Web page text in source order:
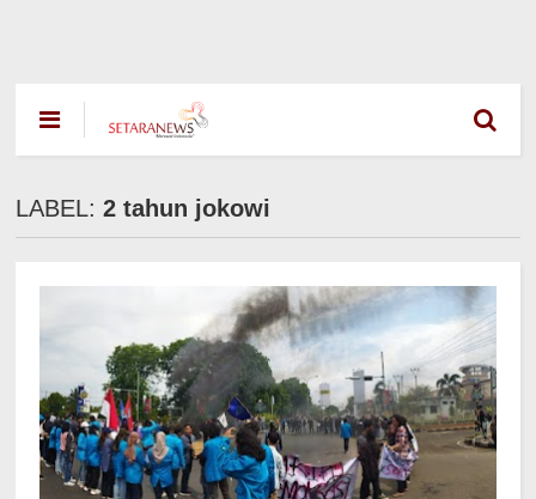
LABEL:2 tahun jokowi